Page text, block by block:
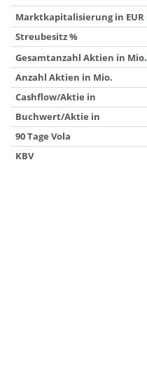
Marktkapitalisierung in EUR
Streubesitz %
Gesamtanzahl Aktien in Mio.
Anzahl Aktien in Mio.
Cashflow/Aktie in
Buchwert/Aktie in
90 Tage Vola
KBV